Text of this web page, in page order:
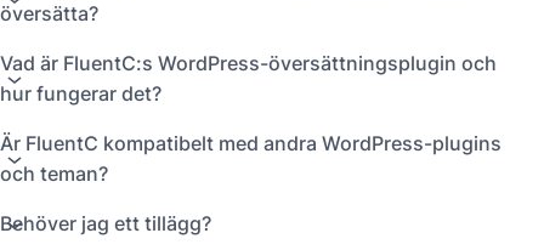
översätta?
Vad är FluentC:s WordPress-översättningsplugin och
hur fungerar det?
Är FluentC kompatibelt med andra WordPress-plugins
och teman?
Behöver jag ett tillägg?